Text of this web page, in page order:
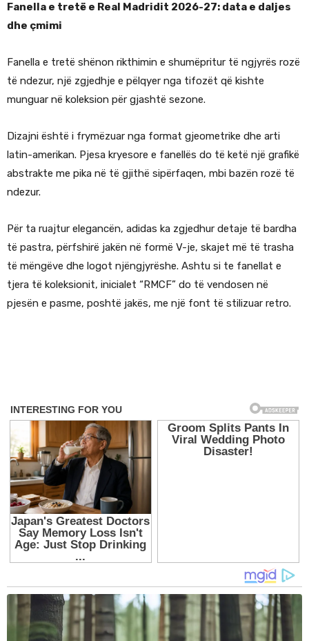
Fanella e tretë e Real Madridit 2026-27: data e daljes
dhe çmimi
Fanella e tretë shënon rikthimin e shumëpritur të ngjyrës rozë
të ndezur, një zgjedhje e pëlqyer nga tifozët që kishte
munguar në koleksion për gjashtë sezone.
Dizajni është i frymëzuar nga format gjeometrike dhe arti
latin-amerikan. Pjesa kryesore e fanellës do të ketë një grafikë
abstrakte me pika në të gjithë sipërfaqen, mbi bazën rozë të
ndezur.
Për ta ruajtur elegancën, adidas ka zgjedhur detaje të bardha
të pastra, përfshirë jakën në formë V-je, skajet më të trasha
të mëngëve dhe logot njëngjyrëshe. Ashtu si te fanellat e
tjera të koleksionit, inicialet “RMCF” do të vendosen në
pjesën e pasme, poshtë jakës, me një font të stilizuar retro.